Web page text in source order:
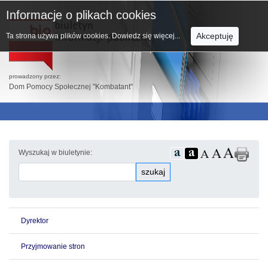
prowadzony przez:
Dom Pomocy Społecznej "Kombatant"
Wyszukaj w biuletynie:
szukaj
Dyrektor
Przyjmowanie stron
Informacje o plikach cookies
Ta strona używa plików cookies. Dowiedz się więcej... Akceptuję